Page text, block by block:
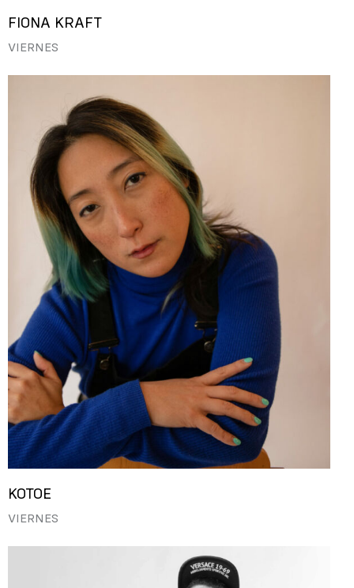
FIONA KRAFT
VIERNES
KOTOE
VIERNES